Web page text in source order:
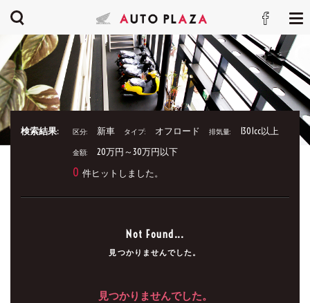
検索結果: 区分: 新車 タイプ: オフロード 排気量: 1301cc以上
金額: 20万円～30万円以下
0 件ヒットしました。
Not Found...
見つかりませんでした。
見つかりませんでした。